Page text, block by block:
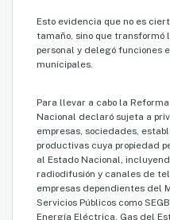
Esto evidencia que no es
tamaño, sino que
personal y delegó funciones
municipales.
Para llevar a cabo la
Nacional declaró sujeta a
empresas, sociedades,
productivas cuya propiedad
al Estado Nacional,
radiodifusión y canales de
empresas dependientes del
Servicios Públicos como
Energía Eléctrica, Gas del